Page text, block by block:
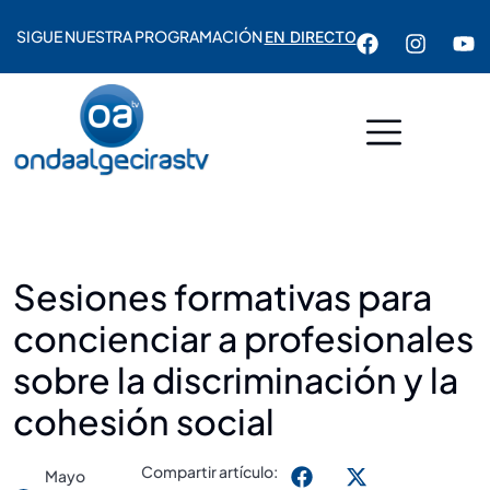
SIGUE NUESTRA PROGRAMACIÓNEN DIRECTO
Sesiones formativas para
concienciar a profesionales
sobre la discriminación y la
cohesión social
Mayo
Compartir artículo: